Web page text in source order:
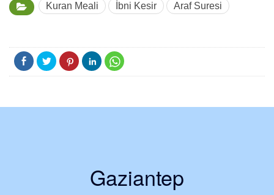
Kuran Meali İbni Kesir Araf Suresi
Gaziantep